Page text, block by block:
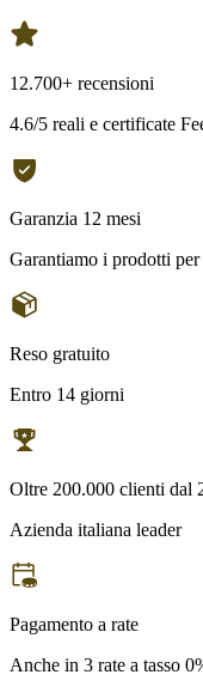
12.700+ recensioni
4.6/5 reali e certificate
Garanzia 12 mesi
Garantiamo i prodotti per
Reso gratuito
Entro 14 giorni
Oltre 200.000 clienti dal
Azienda italiana leader
Pagamento a rate
Anche in 3 rate a tasso